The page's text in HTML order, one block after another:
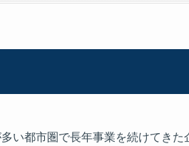
い都市圏で長年事業を続けてき